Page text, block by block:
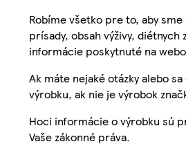
Robíme všetko pre to, aby
prísady, obsah výživy,
informácie poskytnuté na
Ak máte nejaké otázky alebo
výrobku, ak nie je výrobok
Hoci informácie o výrobku sú
Vaše zákonné práva.